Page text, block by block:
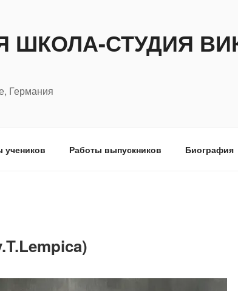
ШКОЛА-СТУДИЯ
Германия
учеников Работы выпускников Биография